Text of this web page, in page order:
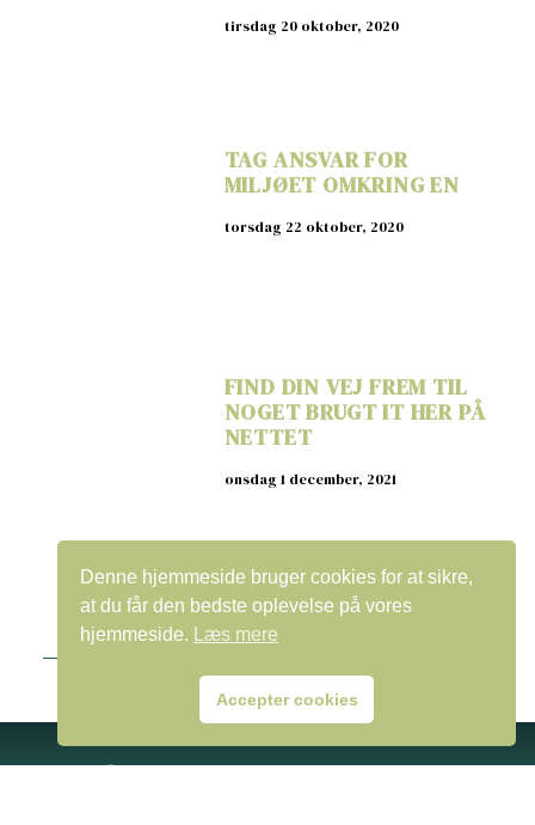
tirsdag 20 oktober, 2020
TAG ANSVAR FOR
MILJØET OMKRING EN
torsdag 22 oktober, 2020
FIND DIN VEJ FREM TIL
NOGET BRUGT IT HER PÅ
NETTET
onsdag 1 december, 2021
Denne hjemmeside bruger cookies for at sikre,
at du får den bedste oplevelse på vores
hjemmeside.
Læs mere
Accepter cookies